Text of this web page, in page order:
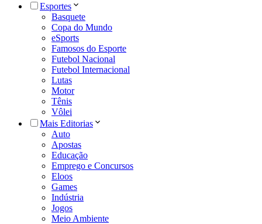
Esportes
Basquete
Copa do Mundo
eSports
Famosos do Esporte
Futebol Nacional
Futebol Internacional
Lutas
Motor
Tênis
Vôlei
Mais Editorias
Auto
Apostas
Educação
Emprego e Concursos
Eloos
Games
Indústria
Jogos
Meio Ambiente